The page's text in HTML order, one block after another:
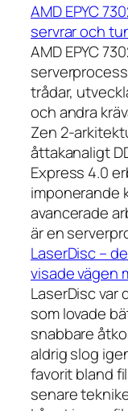
AMD EPYC
servrar och
AMD EPYC
trådar,
och andra
Zen 2-
åttakanaligt
Express 4.0
imponerande
avancerade
är en
LaserDisc –
visade vägen
LaserDisc var
som lovade
snabbare
aldrig slog
favorit bland
senare